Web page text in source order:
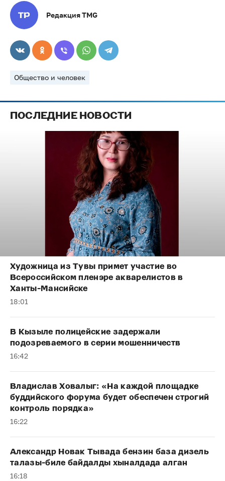
Редакция TMG
Общество и человек
ПОСЛЕДНИЕ НОВОСТИ
Художница из Тувы примет участие во
Всероссийском пленэре акварелистов в
Ханты-Мансийске
18:01
В Кызыле полицейские задержали
подозреваемого в серии мошенничеств
16:42
Владислав Ховалыг: «На каждой площадке
буддийского форума будет обеспечен строгий
контроль порядка»
16:22
Александр Новак Тывада бензин база дизель
талазы-биле байдалды хыналдада алган
16:18